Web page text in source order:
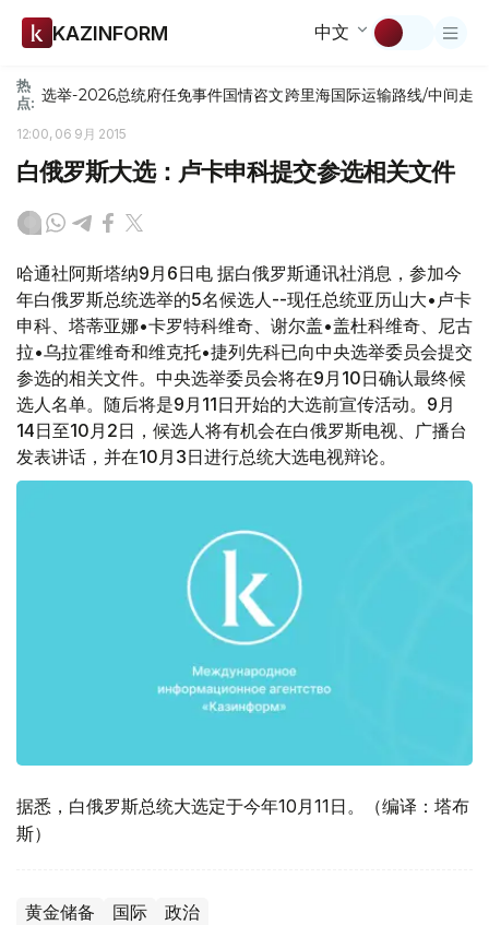
KAZINFORM 中文
热
点: 选举-2026总统府任免事件国情咨文跨里海国际运输路线/中间走廊
12:00, 06 9月 2015
白俄罗斯大选：卢卡申科提交参选相关文件
哈通社阿斯塔纳9月6日电 据白俄罗斯通讯社消息，参加今
年白俄罗斯总统选举的5名候选人--现任总统亚历山大•卢卡
申科、塔蒂亚娜•卡罗特科维奇、谢尔盖•盖杜科维奇、尼古
拉•乌拉霍维奇和维克托•捷列先科已向中央选举委员会提交
参选的相关文件。中央选举委员会将在9月10日确认最终候
选人名单。随后将是9月11日开始的大选前宣传活动。9月
14日至10月2日，候选人将有机会在白俄罗斯电视、广播台
发表讲话，并在10月3日进行总统大选电视辩论。
据悉，白俄罗斯总统大选定于今年10月11日。（编译：塔布
斯）
黄金储备 国际 政治